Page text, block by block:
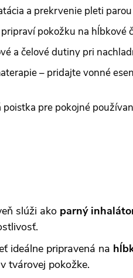
a prekrvenie pleti parou
pokožku na hĺbkové
a čelové dutiny pri
– pridajte vonné
poistka pre pokojné
slúži ako parný
ideálne pripravená na
tvárovej pokožke.